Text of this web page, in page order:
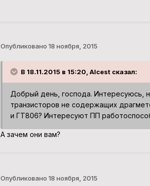
Опубликовано 18 ноября, 2015
В 18.11.2015 в 15:20, Alcest сказал:
Добрый день, господа. Интересуюсь,
транзисторов не содержащих
и ГТ806? Интересуют ПП
А зачем они вам?
Опубликовано 18 ноября, 2015